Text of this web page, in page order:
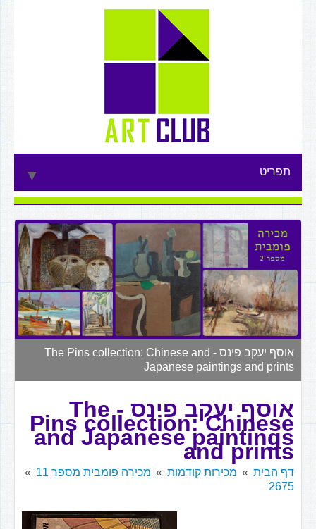
תפריט ▼
▼
▼
▼
▼
אוסף יעקב פינס - The Pins collection: Chinese and
Japanese paintings and prints
אוסף יעקב פינס - The
Pins collection: Chinese
and Japanese paintings
and prints
דף הבית מכירות קודמות
מכירה פומבית מספר 11
2675